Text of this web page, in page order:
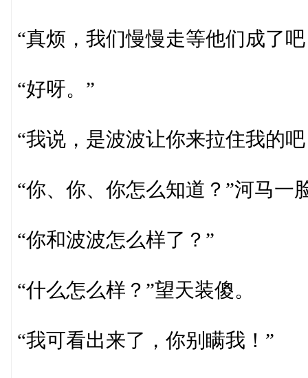
“真烦，我们慢慢走等他们成了吧
“好呀。”
“我说，是波波让你来拉住我的吧
“你、你、你怎么知道？”河马一
“你和波波怎么样了？”
“什么怎么样？”望天装傻。
“我可看出来了，你别瞒我！”